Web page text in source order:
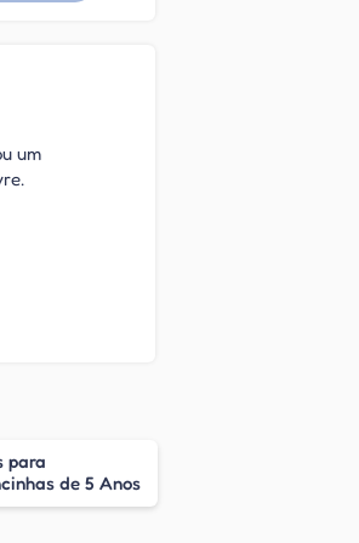
um
para
de 5 Anos